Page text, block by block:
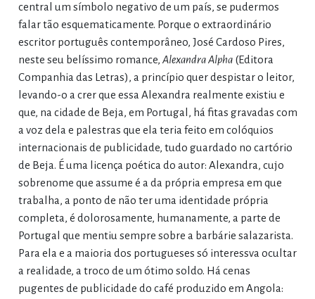
central um símbolo negativo de um país, se pudermos
falar tão esquematicamente. Porque o extraordinário
escritor português contemporâneo, José Cardoso Pires,
neste seu belíssimo romance, Alexandra Alpha(Editora
Companhia das Letras), a princípio quer despistar o leitor,
levando-o a crer que essa Alexandra realmente existiu e
que, na cidade de Beja, em Portugal, há fitas gravadas com
a voz dela e palestras que ela teria feito em colóquios
internacionais de publicidade, tudo guardado no cartório
de Beja. É uma licença poética do autor: Alexandra, cujo
sobrenome que assume é a da própria empresa em que
trabalha, a ponto de não ter uma identidade própria
completa, é dolorosamente, humanamente, a parte de
Portugal que mentiu sempre sobre a barbárie salazarista.
Para ela e a maioria dos portugueses só interessva ocultar
a realidade, a troco de um ótimo soldo. Há cenas
pugentes de publicidade do café produzido em Angola: